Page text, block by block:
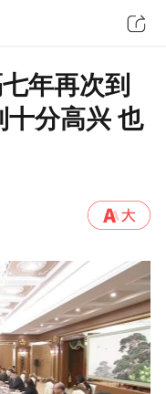
年再次到
十分高兴 也